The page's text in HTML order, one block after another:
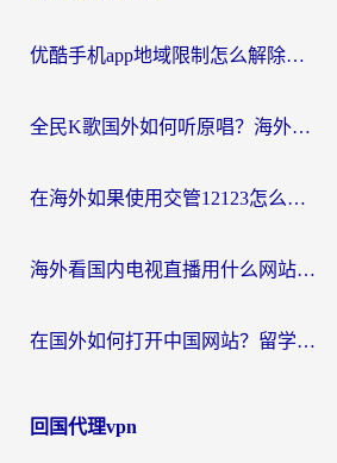
优酷手机app地域限制怎么解除？海外党亲测有效的追剧方案
全民K歌国外如何听原唱？海外党亲测有效的回国加速器选择指南
在海外如果使用交管12123怎么处理？留学生亲测有效的回国加速方案
海外看国内电视直播用什么网站比较好？一篇解决你所有追剧难题的实用指南
在国外如何打开中国网站？留学生与海外华人的无缝访问指南
回国代理vpn